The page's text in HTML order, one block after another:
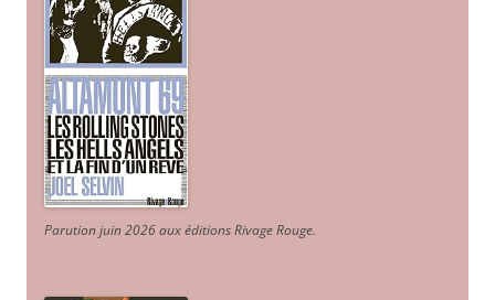
Parution juin 2026 aux éditions Rivage Rouge.